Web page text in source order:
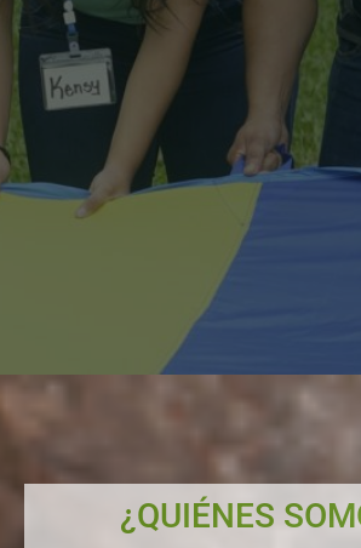
¿QUIÉNES